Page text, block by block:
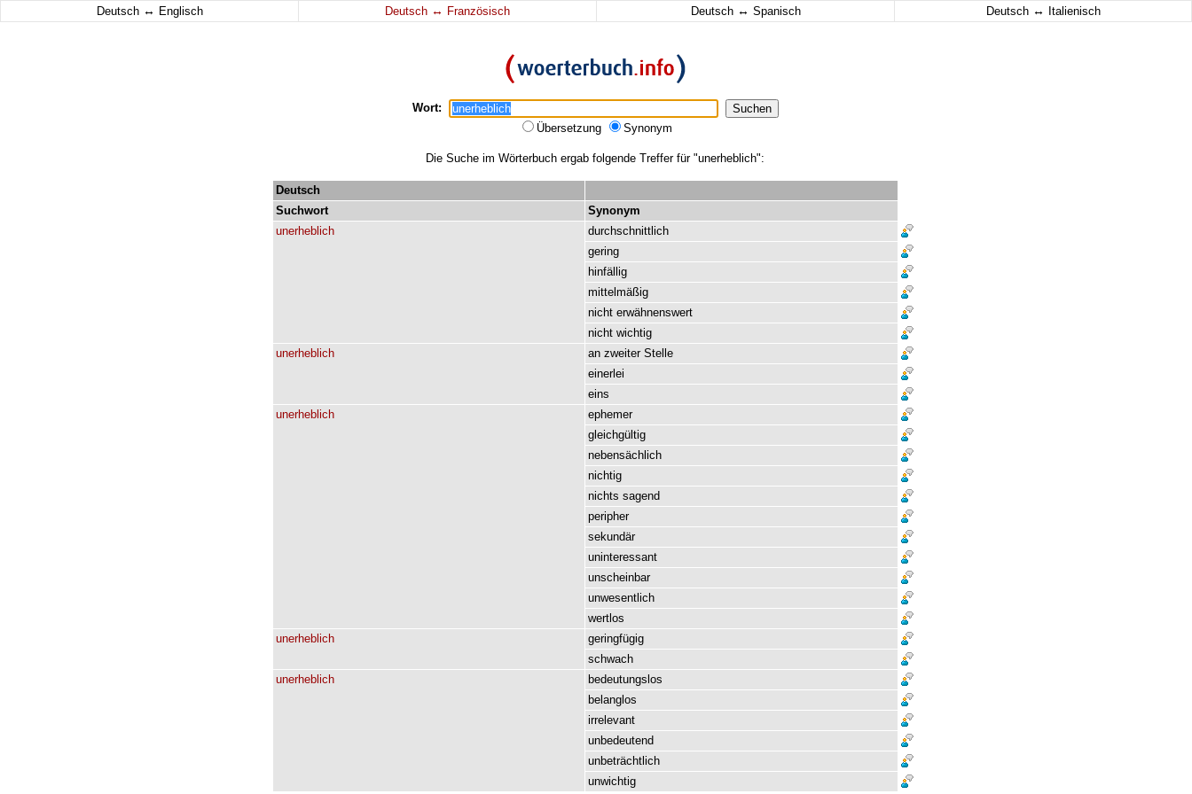
Deutsch ↔ Englisch Deutsch ↔ Französisch Deutsch ↔ Spanisch Deutsch ↔ Italienisch
Wort:
Übersetzung
Synonym
Die Suche im Wörterbuch ergab folgende Treffer für "unerheblich":
Deutsch
Suchwort
Synonym
unerheblich
durchschnittlich
gering
hinfällig
mittelmäßig
nicht erwähnenswert
nicht wichtig
unerheblich
an zweiter Stelle
einerlei
eins
unerheblich
ephemer
gleichgültig
nebensächlich
nichtig
nichts sagend
peripher
sekundär
uninteressant
unscheinbar
unwesentlich
wertlos
unerheblich
geringfügig
schwach
unerheblich
bedeutungslos
belanglos
irrelevant
unbedeutend
unbeträchtlich
unwichtig